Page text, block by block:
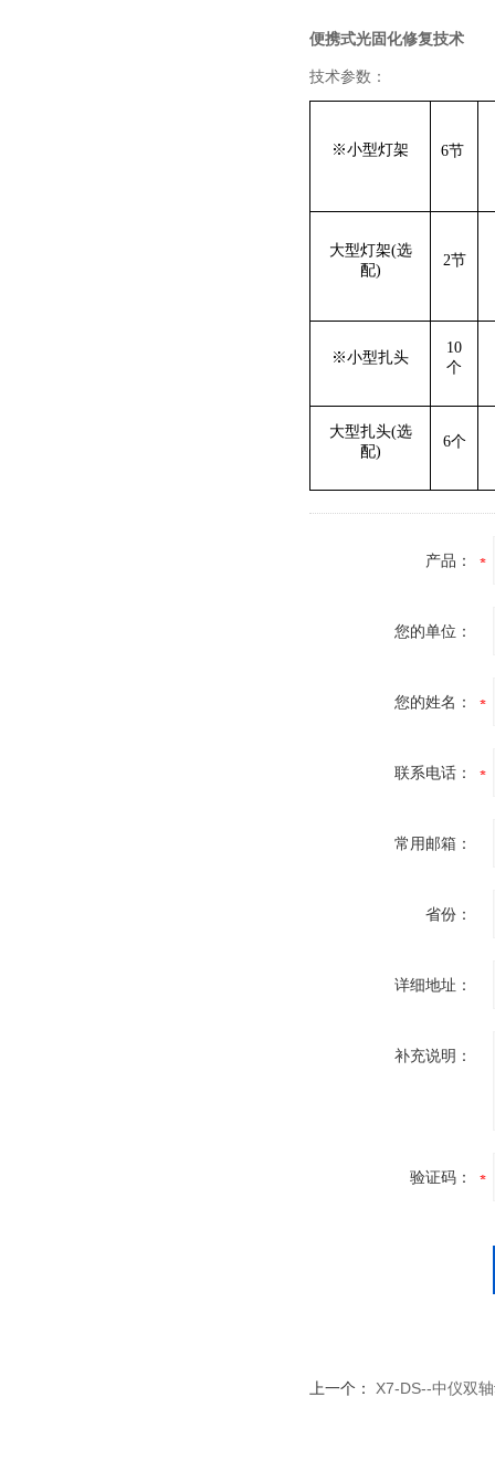
便携式光固化修复技术
技术参数：
※小型灯架 6节
大型灯架(选
配)
2节
※小型扎头
10
个
大型扎头(选
配)
6个
产品：
您的单位：
您的姓名：
联系电话：
常用邮箱：
省份：
详细地址：
补充说明：
验证码：
上一个： X7-DS--中仪双